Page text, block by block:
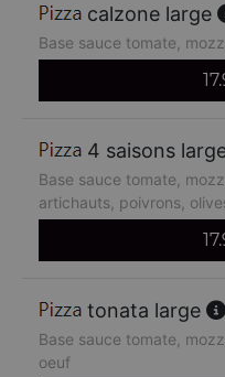
calzone large
Base sauce tomate,
4 saisons
Base sauce tomate,
artichauts, poivrons,
tonata large
Base sauce tomate,
oeuf